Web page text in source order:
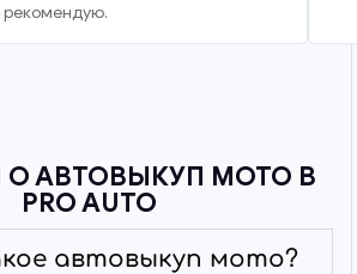
рекомендую.
АВТОВЫКУП МОТО В
PRO AUTO
автовыкуп мото?